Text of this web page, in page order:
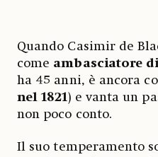
Quando Casimir de
come ambasciatore
ha 45 anni, è ancora
nel 1821) e vanta un
non poco conto.
Il suo temperamento